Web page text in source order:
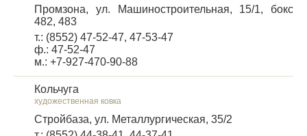
Промзона, ул. Машиностроительная, 15/1, бокс
482, 483
т.: (8552) 47-52-47, 47-53-47
ф.: 47-52-47
м.: +7-927-470-90-88
Кольчуга
художественная ковка
Стройбаза, ул. Металлургическая, 35/2